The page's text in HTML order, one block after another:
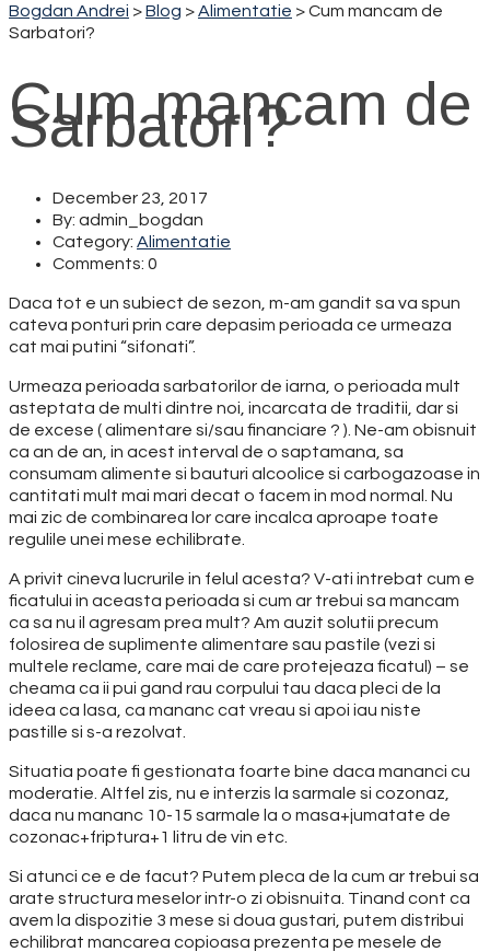
Bogdan Andrei >Blog >Alimentatie >Cum mancam de
Sarbatori?
Cum mancam de
Sarbatori?
December 23, 2017
By: admin_bogdan
Category: Alimentatie
Comments: 0
Daca tot e un subiect de sezon, m-am gandit sa va spun
cateva ponturi prin care depasim perioada ce urmeaza
cat mai putini “sifonati”.
Urmeaza perioada sarbatorilor de iarna, o perioada mult
asteptata de multi dintre noi, incarcata de traditii, dar si
de excese ( alimentare si/sau financiare ? ). Ne-am obisnuit
ca an de an, in acest interval de o saptamana, sa
consumam alimente si bauturi alcoolice si carbogazoase in
cantitati mult mai mari decat o facem in mod normal. Nu
mai zic de combinarea lor care incalca aproape toate
regulile unei mese echilibrate.
A privit cineva lucrurile in felul acesta? V-ati intrebat cum e
ficatului in aceasta perioada si cum ar trebui sa mancam
ca sa nu il agresam prea mult? Am auzit solutii precum
folosirea de suplimente alimentare sau pastile (vezi si
multele reclame, care mai de care protejeaza ficatul) – se
cheama ca ii pui gand rau corpului tau daca pleci de la
ideea ca lasa, ca mananc cat vreau si apoi iau niste
pastille si s-a rezolvat.
Situatia poate fi gestionata foarte bine daca mananci cu
moderatie. Altfel zis, nu e interzis la sarmale si cozonaz,
daca nu mananc 10-15 sarmale la o masa+jumatate de
cozonac+friptura+1 litru de vin etc.
Si atunci ce e de facut? Putem pleca de la cum ar trebui sa
arate structura meselor intr-o zi obisnuita. Tinand cont ca
avem la dispozitie 3 mese si doua gustari, putem distribui
echilibrat mancarea copioasa prezenta pe mesele de